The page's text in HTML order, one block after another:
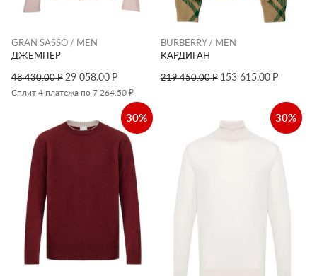
GRAN SASSO / MEN
ДЖЕМПЕР
48 430.00Р 29 058.00 Р
Сплит 4 платежа по 7 264.50 ₽
BURBERRY / MEN
КАРДИГАН
219 450.00Р 153 615.00 Р
30% 30%